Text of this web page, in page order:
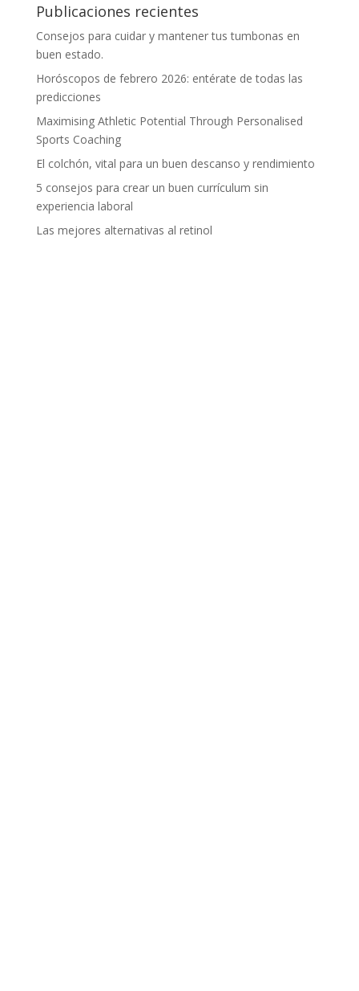
Publicaciones recientes
Consejos para cuidar y mantener tus tumbonas en
buen estado.
Horóscopos de febrero 2026: entérate de todas las
predicciones
Maximising Athletic Potential Through Personalised
Sports Coaching
El colchón, vital para un buen descanso y rendimiento
5 consejos para crear un buen currículum sin
experiencia laboral
Las mejores alternativas al retinol